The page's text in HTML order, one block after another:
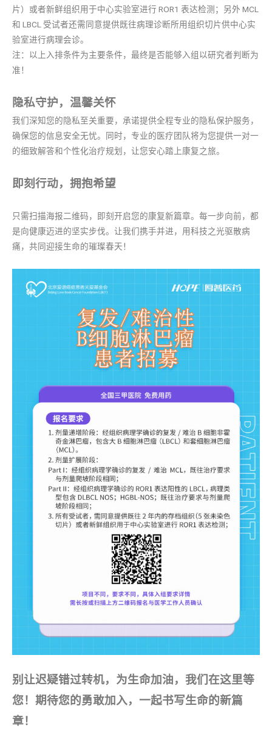
片）或者新鲜组织用于中心实验室进行 ROR1 表达检测；另外 MCL
和 LBCL 受试者还需同意提供既往病理诊断所用组织切片供中心实
验室进行病理会诊。
注：以上入排条件为主要条件，最终是否能够入组以研究者判断为
准！
隐私守护，温馨关怀
我们深知您的隐私至关重要，承诺提供全程专业的隐私保护服务，
确保您的信息安全无忧。同时，专业的医疗团队将为您提供一对一
的细致解答和个性化治疗规划，让您安心踏上康复之旅。
即刻行动，拥抱希望
只需扫描海报二维码，即刻开启您的康复新篇章。每一步向前，都
是向健康迈进的坚实步伐。让我们携手并进，用科技之光驱散病
痛，共同迎接生命的璀璨春天！
别让迟疑错过转机，为生命加油，我们在这里等
您！期待您的勇敢加入，一起书写生命的新篇
章！